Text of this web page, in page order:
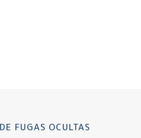
FUGAS OCULTAS